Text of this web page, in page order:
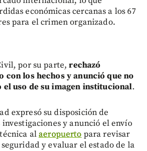
económicas cercanas a los 67
para el crimen organizado.
por su parte, rechazó
con los hechos y anunció que no
uso de su imagen institucional.
expresó su disposición de
y anunció el envío
alaeropuerto para revisar
y evaluar el estado de la